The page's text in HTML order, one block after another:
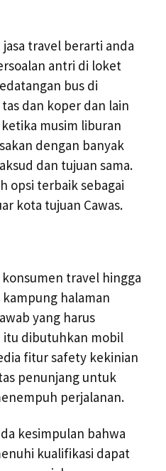
travel berarti anda
antri di loket
bus di
dan koper dan lain
musim liburan
dengan banyak
dan tujuan sama.
opsi terbaik sebagai
kota tujuan Cawas.
travel hingga
halaman
yang harus
itu dibutuhkan mobil
fitur safety kekinian
penunjang untuk
perjalanan.
kesimpulan bahwa
kualifikasi dapat